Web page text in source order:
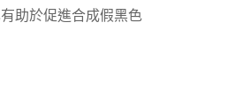
助於促進合成假黑色